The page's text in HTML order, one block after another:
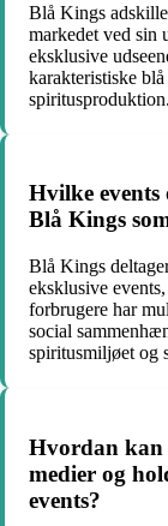
Blå Kings
markedet ved sin
eksklusive
karakteristiske
spiritusproduktion.
Hvilke
Blå Kings
Blå Kings
eksklusive
forbrugere har
social
spiritusmiljøet og
Hvordan kan
medier og
events?